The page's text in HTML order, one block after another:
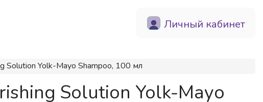
Личный кабинет
Yolk-Mayo Shampoo, 100 мл
Solution Yolk-Mayo